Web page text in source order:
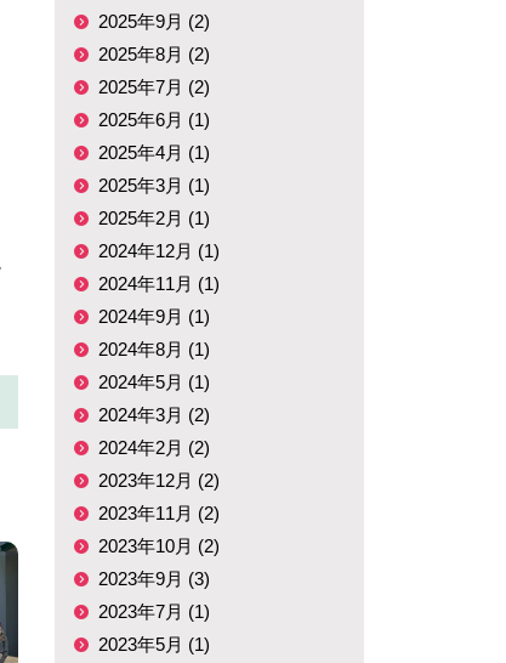
2025年9月 (2)
2025年8月 (2)
2025年7月 (2)
2025年6月 (1)
2025年4月 (1)
2025年3月 (1)
2025年2月 (1)
2024年12月 (1)
2024年11月 (1)
2024年9月 (1)
2024年8月 (1)
2024年5月 (1)
2024年3月 (2)
2024年2月 (2)
2023年12月 (2)
2023年11月 (2)
2023年10月 (2)
2023年9月 (3)
2023年7月 (1)
2023年5月 (1)